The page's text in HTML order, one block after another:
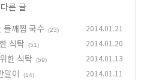
른 글
들깨찜 국수
(23) 2014.01.21
식탁 (51) 2014.01.20
한 식탁 (59) 2014.01.13
말이 (14) 2014.01.11